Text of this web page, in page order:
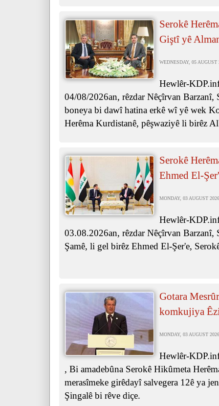
Serokê
Giştî yê
WEDNESDAY, 05 AUGUST
Hewlêr-
04/08/2026an, rêzdar Nêçîrvan Barzanî,
boneya bi dawî hatina erkê wî yê wek
Herêma Kurdistanê, pêşwaziyê li birêz
Serokê
Ehmed El-
MONDAY, 03 AUGUST
Hewlêr-
03.08.2026an, rêzdar Nêçîrvan Barzanî,
Şamê, li gel birêz Ehmed El-Şer'e,
Gotara
komkujiya
MONDAY, 03 AUGUST
Hewlêr-
, Bi amadebûna Serokê Hikûmeta
merasîmeke girêdayî salvegera 12ê ya
Şingalê bi rêve diçe.